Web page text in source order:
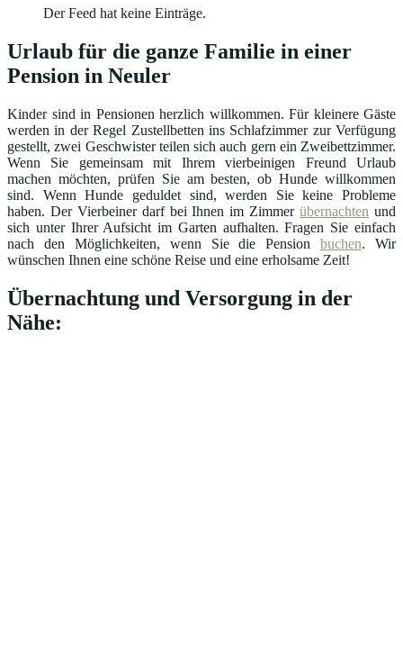
Der Feed hat keine Einträge.
Urlaub für die ganze Familie in einer
Pension in Neuler
Kinder sind in Pensionen herzlich willkommen. Für kleinere Gäste
werden in der Regel Zustellbetten ins Schlafzimmer zur Verfügung
gestellt, zwei Geschwister teilen sich auch gern ein Zweibettzimmer.
Wenn Sie gemeinsam mit Ihrem vierbeinigen Freund Urlaub
machen möchten, prüfen Sie am besten, ob Hunde willkommen
sind. Wenn Hunde geduldet sind, werden Sie keine Probleme
haben. Der Vierbeiner darf bei Ihnen im Zimmerübernachten und
sich unter Ihrer Aufsicht im Garten aufhalten. Fragen Sie einfach
nach den Möglichkeiten, wenn Sie die Pensionbuchen. Wir
wünschen Ihnen eine schöne Reise und eine erholsame Zeit!
Übernachtung und Versorgung in der
Nähe: